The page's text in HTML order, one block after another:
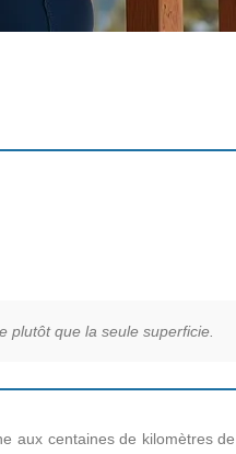
plutôt que la seule superficie.
aux centaines de kilomètres